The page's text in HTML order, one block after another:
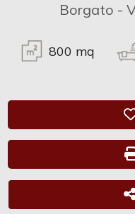
Borgato -
800 mq
Terreni